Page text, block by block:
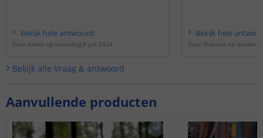
Aanvullende producten
Bekijk hele antwoord
Door Edwin op maandag 8 juli 2024
Bekijk hele
Door Sharona op
Bekijk alle Vraag & antwoord